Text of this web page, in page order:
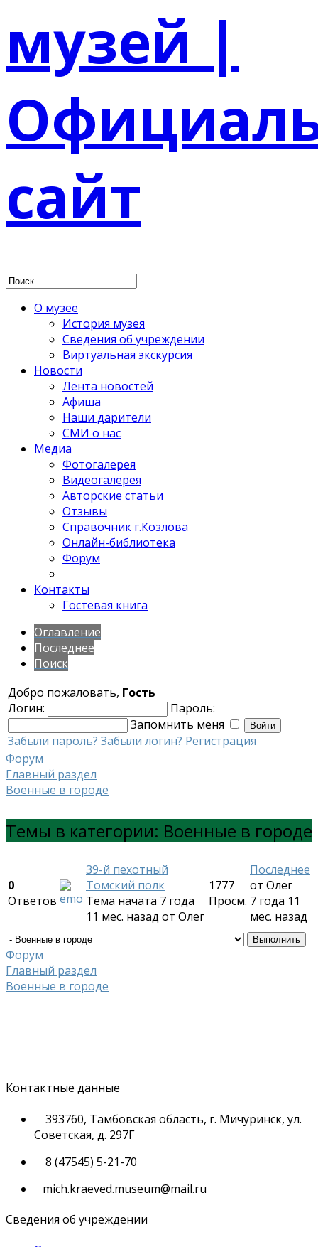
О музее
История музея
Сведения об учреждении
Виртуальная экскурсия
Новости
Лента новостей
Афиша
Наши дарители
СМИ о нас
Медиа
Фотогалерея
Видеогалерея
Авторские статьи
Отзывы
Справочник г.Козлова
Онлайн-библиотека
Форум
Контакты
Гостевая книга
Оглавление
Последнее
Поиск
Добро пожаловать, Гость
Логин:
Пароль:
Запомнить меня
Забыли пароль? Забыли логин? Регистрация
Форум
Главный раздел
Военные в городе
Темы в категории: Военные в городе
0
Ответов
39-й пехотный
Томский полк
Тема начата 7 года
11 мес. назад от Олег
1777
Просм.
Последнее
от Олег
7 года 11
мес. назад
Форум
Главный раздел
Военные в городе
Контактные данные
393760, Тамбовская область, г. Мичуринск, ул.
Советская, д. 297Г
8 (47545) 5-21-70
mich.kraeved.museum@mail.ru
Сведения об учреждении